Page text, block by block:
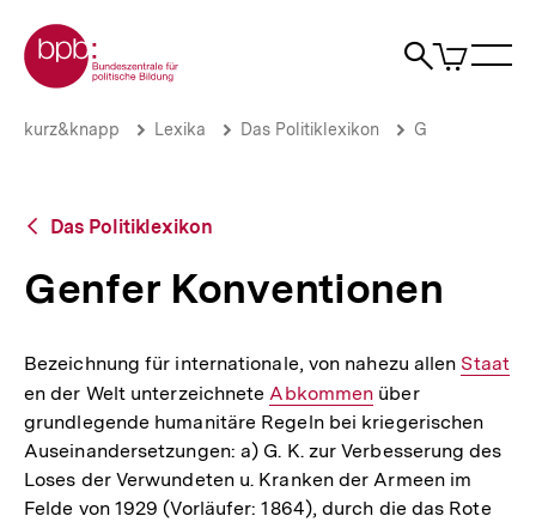
zum
Seiteninhalt
springen
Zur Startseite der bpb
Suche
Artikel
im
Genfer
Brotkrümelnavigation
Pfadnavigation
kurz&knapp Lexika Das Politiklexikon G
Zurück
Übersicht
Das Politiklexikon
Genfer Konventionen
Bezeichnung für internationale, von nahezu allen Interner
Staat
en der Welt unterzeichneteInterner
Link:
Abkommen über
grundlegende humanitäre Regeln bei kriegerischen
Auseinandersetzungen: a) G. K. zur Verbesserung des
Loses der Verwundeten u. Kranken der Armeen im
Felde von 1929 (Vorläufer: 1864), durch die das Rote